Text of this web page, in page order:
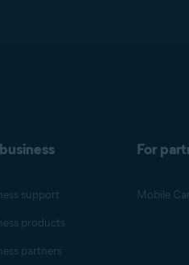
support
products
partners
For
Mobile